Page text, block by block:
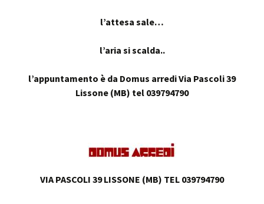
l’attesa sale…
l’aria si scalda..
l’appuntamento è da Domus arredi Via Pascoli 39
Lissone (MB) tel 039794790
VIA PASCOLI 39 LISSONE (MB) TEL 039794790